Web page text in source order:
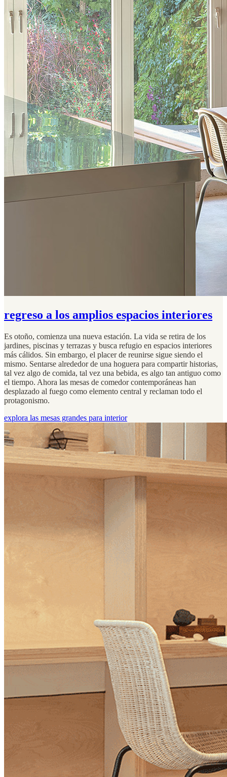
regreso a los amplios espacios interiores
Es otoño, comienza una nueva estación. La vida se retira de los
jardines, piscinas y terrazas y busca refugio en espacios interiores
más cálidos. Sin embargo, el placer de reunirse sigue siendo el
mismo. Sentarse alrededor de una hoguera para compartir historias,
tal vez algo de comida, tal vez una bebida, es algo tan antiguo como
el tiempo. Ahora las mesas de comedor contemporáneas han
desplazado al fuego como elemento central y reclaman todo el
protagonismo.
explora las mesas grandes para interior